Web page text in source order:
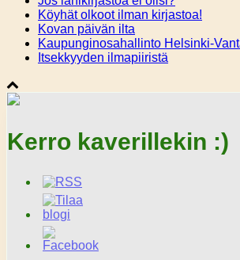
Köyhät olkoot ilman kirjastoa!
Kovan päivän ilta
Kaupunginosahallinto Helsinki-
Itsekkyyden ilmapiiristä
Kerro kaverillekin :)